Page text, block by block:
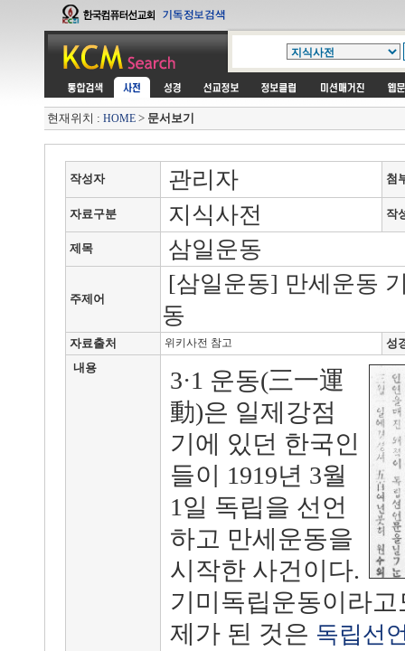
현재위치 : HOME > 문서보기
작성자 관리자 첨
자료구분 지식사전 작
제목 삼일운동
주제어
[삼일운동] 만세운동
동
자료출처 위키사전 참고
성
내용
3·1 운동(三一運
動)은 일제강점
기에 있던 한국인
들이 1919년 3월
1일 독립을 선언
하고 만세운동을
시작한 사건이다.
기미독립운동이라
제가 된 것은 독립선